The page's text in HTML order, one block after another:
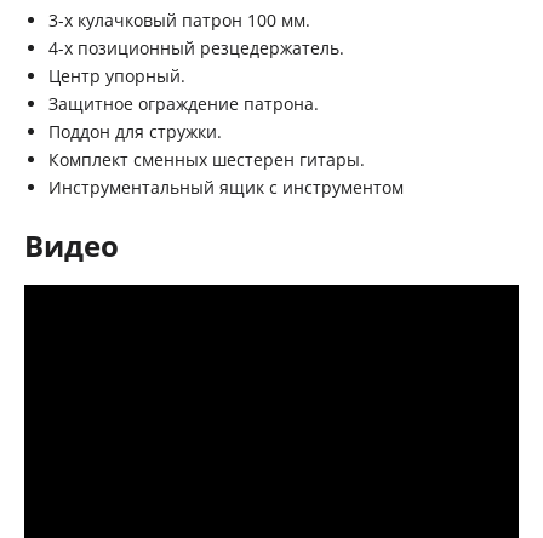
3-х кулачковый патрон 100 мм.
4-х позиционный резцедержатель.
Центр упорный.
Защитное ограждение патрона.
Поддон для стружки.
Комплект сменных шестерен гитары.
Инструментальный ящик с инструментом
Видео